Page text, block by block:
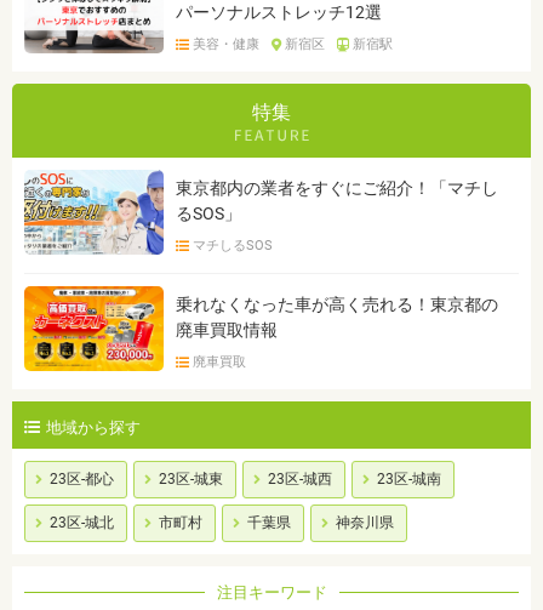
パーソナルストレッチ12選
美容・健康 新宿区 新宿駅
特集
東京都内の業者をすぐにご紹介！「マチし
るSOS」
マチしるSOS
乗れなくなった車が高く売れる！東京都の
廃車買取情報
廃車買取
地域から探す
23区-都心 23区-城東 23区-城西 23区-城南
23区-城北 市町村 千葉県 神奈川県
注目キーワード